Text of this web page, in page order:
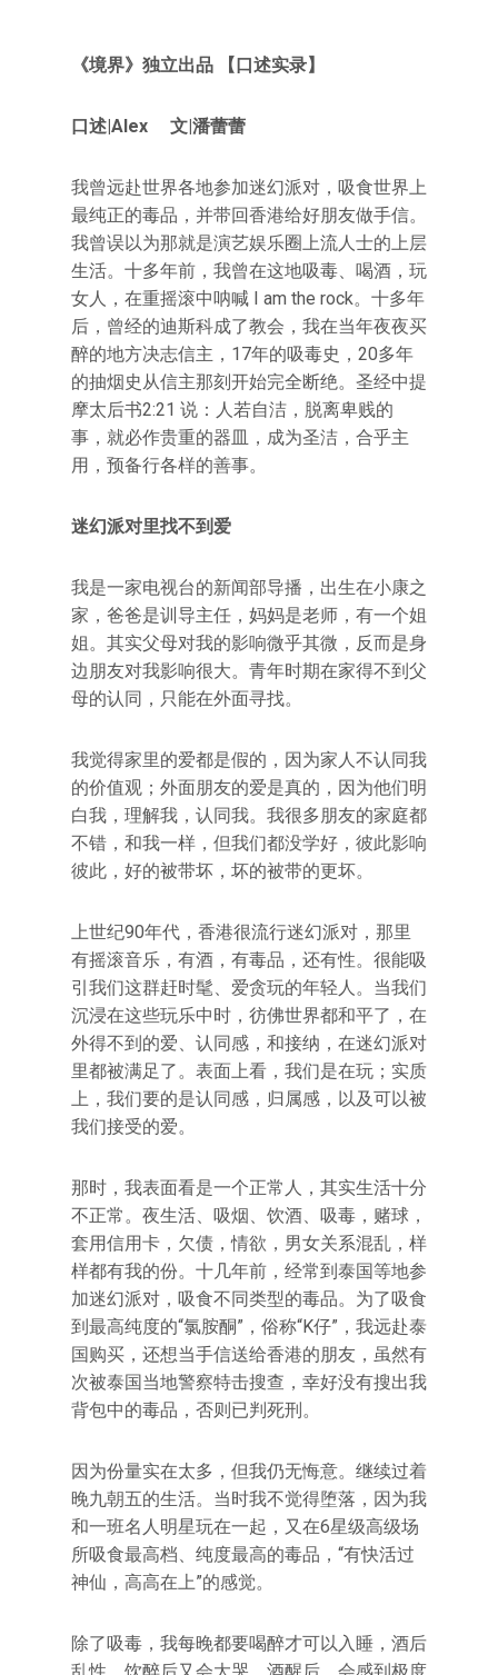
《境界》独立出品 【口述实录】
口述|Alex 文|潘蕾蕾
我曾远赴世界各地参加迷幻派对，吸食世界上
最纯正的毒品，并带回香港给好朋友做手信。
我曾误以为那就是演艺娱乐圈上流人士的上层
生活。十多年前，我曾在这地吸毒、喝酒，玩
女人，在重摇滚中呐喊 I am the rock。十多年
后，曾经的迪斯科成了教会，我在当年夜夜买
醉的地方决志信主，17年的吸毒史，20多年
的抽烟史从信主那刻开始完全断绝。圣经中提
摩太后书2:21 说：人若自洁，脱离卑贱的
事，就必作贵重的器皿，成为圣洁，合乎主
用，预备行各样的善事。
迷幻派对里找不到爱
我是一家电视台的新闻部导播，出生在小康之
家，爸爸是训导主任，妈妈是老师，有一个姐
姐。其实父母对我的影响微乎其微，反而是身
边朋友对我影响很大。青年时期在家得不到父
母的认同，只能在外面寻找。
我觉得家里的爱都是假的，因为家人不认同我
的价值观；外面朋友的爱是真的，因为他们明
白我，理解我，认同我。我很多朋友的家庭都
不错，和我一样，但我们都没学好，彼此影响
彼此，好的被带坏，坏的被带的更坏。
上世纪90年代，香港很流行迷幻派对，那里
有摇滚音乐，有酒，有毒品，还有性。很能吸
引我们这群赶时髦、爱贪玩的年轻人。当我们
沉浸在这些玩乐中时，彷佛世界都和平了，在
外得不到的爱、认同感，和接纳，在迷幻派对
里都被满足了。表面上看，我们是在玩；实质
上，我们要的是认同感，归属感，以及可以被
我们接受的爱。
那时，我表面看是一个正常人，其实生活十分
不正常。夜生活、吸烟、饮酒、吸毒，赌球，
套用信用卡，欠债，情欲，男女关系混乱，样
样都有我的份。十几年前，经常到泰国等地参
加迷幻派对，吸食不同类型的毒品。为了吸食
到最高纯度的“氯胺酮”，俗称“K仔”，我远赴泰
国购买，还想当手信送给香港的朋友，虽然有
次被泰国当地警察特击搜查，幸好没有搜出我
背包中的毒品，否则已判死刑。
因为份量实在太多，但我仍无悔意。继续过着
晚九朝五的生活。当时我不觉得堕落，因为我
和一班名人明星玩在一起，又在6星级高级场
所吸食最高档、纯度最高的毒品，“有快活过
神仙，高高在上”的感觉。
除了吸毒，我每晚都要喝醉才可以入睡，酒后